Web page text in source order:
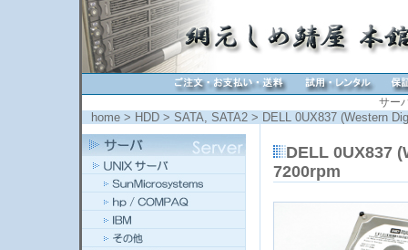
サー
home > HDD > SATA, SATA2 > DELL 0UX837 (Western
DELL 0UX837
7200rpm